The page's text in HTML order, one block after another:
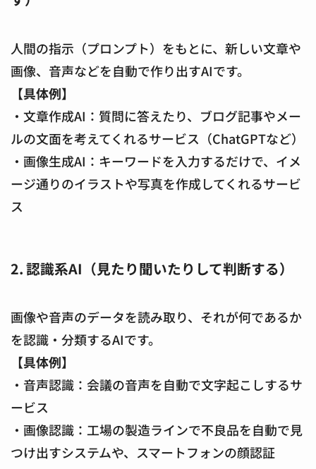
人間の指示（プロンプト）をもとに、新しい文章や
画像、音声などを自動で作り出すAIです。
【具体例】
・文章作成AI：質問に答えたり、ブログ記事やメー
ルの文面を考えてくれるサービス（ChatGPTなど）
・画像生成AI：キーワードを入力するだけで、イメ
ージ通りのイラストや写真を作成してくれるサービ
ス
2. 認識系AI（見たり聞いたりして判断する）
画像や音声のデータを読み取り、それが何であるか
を認識・分類するAIです。
【具体例】
・音声認識：会議の音声を自動で文字起こしするサ
ービス
・画像認識：工場の製造ラインで不良品を自動で見
つけ出すシステムや、スマートフォンの顔認証